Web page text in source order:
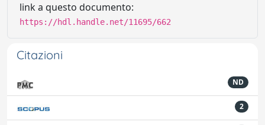
link a questo documento:
https://hdl.handle.net/11695/662
Citazioni
ND
2